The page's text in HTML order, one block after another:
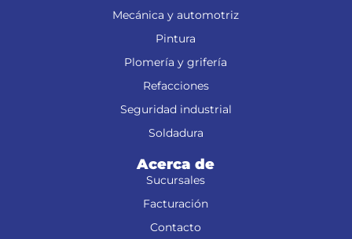
Mecánica y automotriz
Pintura
Plomería y grifería
Refacciones
Seguridad industrial
Soldadura
Acerca de
Sucursales
Facturación
Contacto